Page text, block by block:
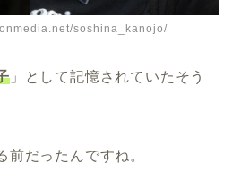
soshina_kanojo/
」として記憶されていたそう
前だったんですね。